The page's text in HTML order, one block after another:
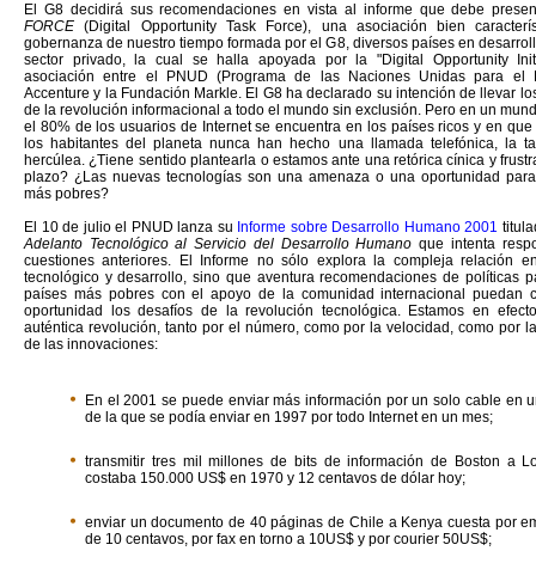
El G8 decidirá sus recomendaciones en vista al informe que debe
FORCE (Digital Opportunity Task Force), una asociación bien
gobernanza de nuestro tiempo formada por el G8, diversos países en
sector privado, la cual se halla apoyada por la "Digital Opportunity
asociación entre el PNUD (Programa de las Naciones Unidas para el
Accenture y la Fundación Markle. El G8 ha declarado su intención de llevar
de la revolución informacional a todo el mundo sin exclusión. Pero en un
el 80% de los usuarios de Internet se encuentra en los países ricos y en
los habitantes del planeta nunca han hecho una llamada telefónica, la
hercúlea. ¿Tiene sentido plantearla o estamos ante una retórica cínica y
plazo? ¿Las nuevas tecnologías son una amenaza o una oportunidad
más pobres?
El 10 de julio el PNUD lanza su Informe sobre Desarrollo Humano 2001
Adelanto Tecnológico al Servicio del Desarrollo Humano que intenta
cuestiones anteriores. El Informe no sólo explora la compleja relación
tecnológico y desarrollo, sino que aventura recomendaciones de políticas
países más pobres con el apoyo de la comunidad internacional puedan
oportunidad los desafíos de la revolución tecnológica. Estamos en
auténtica revolución, tanto por el número, como por la velocidad, como por
de las innovaciones:
En el 2001 se puede enviar más información por un solo cable en
de la que se podía enviar en 1997 por todo Internet en un mes;
transmitir tres mil millones de bits de información de Boston a
costaba 150.000 US$ en 1970 y 12 centavos de dólar hoy;
enviar un documento de 40 páginas de Chile a Kenya cuesta por
de 10 centavos, por fax en torno a 10US$ y por courier 50US$;